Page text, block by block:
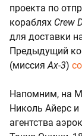
проекта по
кораблях Crew
для доставки
Предыдущий
(миссияAx-3)
Напомним, на
Николь Айерс
агентства